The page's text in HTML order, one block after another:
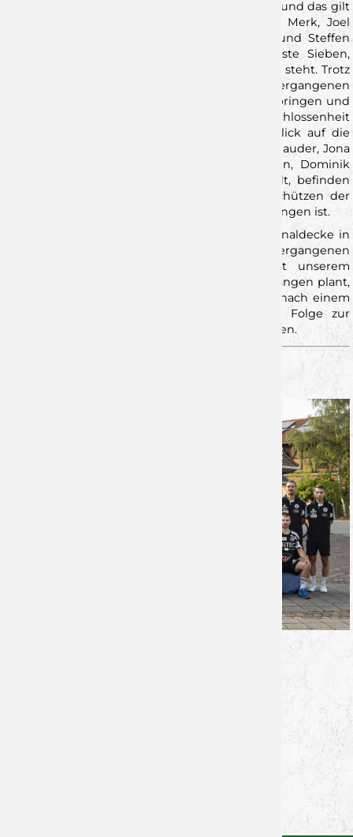
mit dieser Qualität ersetzt man nur im Kollektiv und das gilt
ebenfalls für die langzeitverletzten Alexander Merk, Joel
Mauch, Noah Moussa, Felix Karle, Milan Kütt und Steffen
Kaufmann. Zusammen also eine mögliche erste Sieben,
welche den Wölfen aktuell nicht zur Verfügung steht. Trotz
allem hat man es geschafft, dass in den vergangenen
Wochen immer andere Spieler in die Bresche springen und
man vor allem über die mannschaftliche Geschlossenheit
die Spiele gewinnt, was übrigens auch ein Blick auf die
Torschützenliste ganz eindeutig zeigt. Mit Tim Bauder, Jona
Reidegeld, Malte Dederding, Michel Reitemann, Dominik
Schömig, Florian Schmidt und Patrick Schmidt, befinden
sich gleich sieben Spieler in den Top-60 Torschützen der
Liga, was sonst keiner anderen Mannschaft gelungen ist.
Stand jetzt geht es also mit der gleichen Personaldecke in
das vorletzte Spiel des Jahres, wie am vergangenen
Wochenende in Pforzheim. Gemeinsam mit unserem
Fanclub der ein großes Auswärtsfahrt nach Erlangen plant,
wollen wir nochmal alles reinhauen, um dann nach einem
spielfreien Wochenende mit acht Siegen in Folge zur
letzten Partie des Jahres, nach Heilbronn zu reisen.